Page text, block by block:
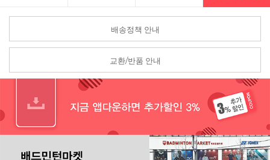
배송정책 안내
교환/반품 안내